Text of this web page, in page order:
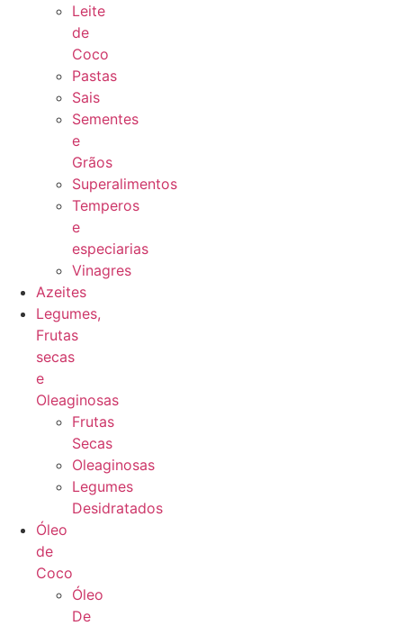
Leite
de
Coco
Pastas
Sais
Sementes
e
Grãos
Superalimentos
Temperos
e
especiarias
Vinagres
Azeites
Legumes,
Frutas
secas
e
Oleaginosas
Frutas
Secas
Oleaginosas
Legumes
Desidratados
Óleo
de
Coco
Óleo
De